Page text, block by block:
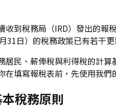
收到稅務局（IRD）發出的
31日）的稅務政策已有若
居民、薪俸稅與利得稅的計
在填寫報稅表前，先使用我們
稅務原則